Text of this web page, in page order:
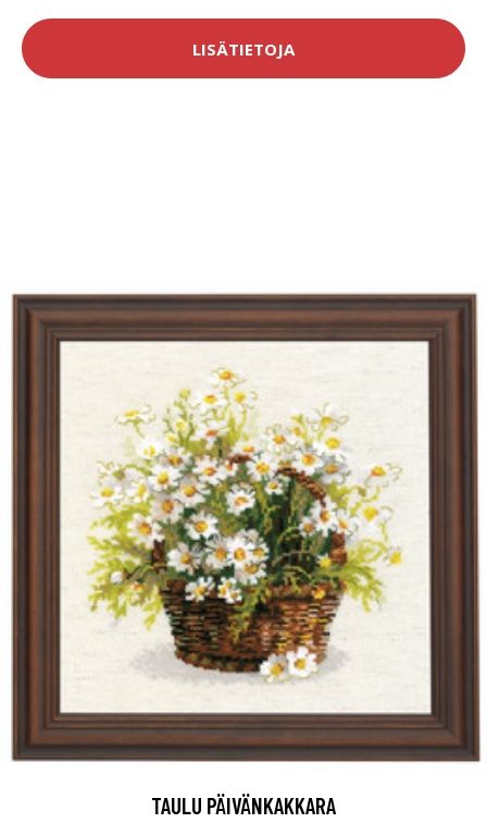
LISÄTIETOJA
TAULU PÄIVÄNKAKKARA